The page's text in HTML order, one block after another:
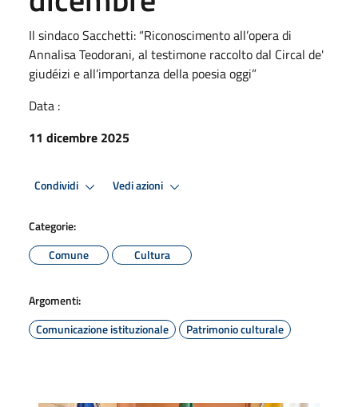
Il sindaco Sacchetti: “Riconoscimento all’opera di
Annalisa Teodorani, al testimone raccolto dal Circal de'
giudéizi e all’importanza della poesia oggi”
Data :
11 dicembre 2025
Condividi Vedi azioni
Categorie:
Comune
Cultura
Argomenti:
Comunicazione istituzionale
Patrimonio culturale